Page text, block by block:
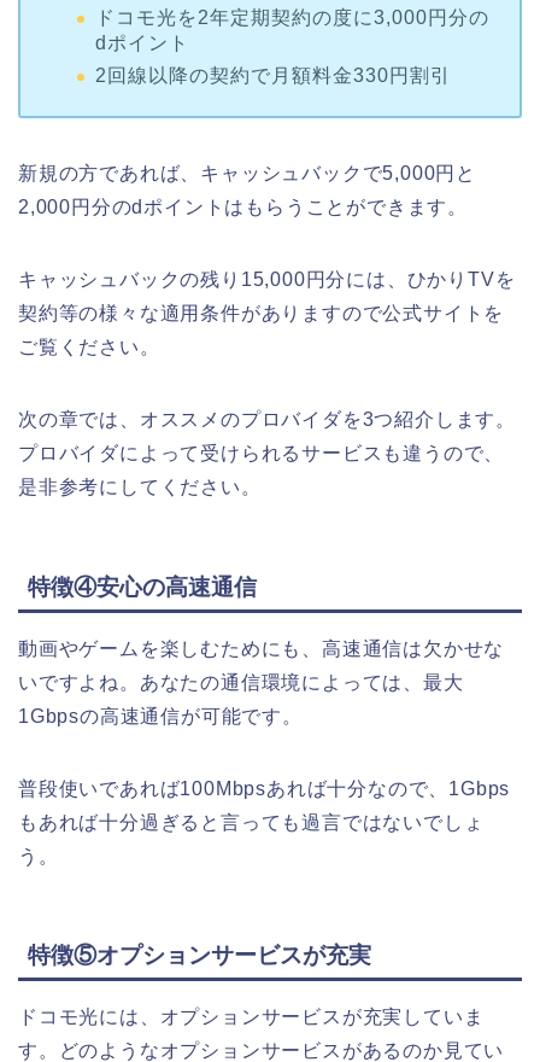
ドコモ光を2年定期契約の度に3,000円分の
dポイント
2回線以降の契約で月額料金330円割引
新規の方であれば、キャッシュバックで5,000円と
2,000円分のdポイントはもらうことができます。
キャッシュバックの残り15,000円分には、ひかりTVを
契約等の様々な適用条件がありますので公式サイトを
ご覧ください。
次の章では、オススメのプロバイダを3つ紹介します。
プロバイダによって受けられるサービスも違うので、
是非参考にしてください。
特徴④安心の高速通信
動画やゲームを楽しむためにも、高速通信は欠かせな
いですよね。あなたの通信環境によっては、最大
1Gbpsの高速通信が可能です。
普段使いであれば100Mbpsあれば十分なので、1Gbps
もあれば十分過ぎると言っても過言ではないでしょ
う。
特徴⑤オプションサービスが充実
ドコモ光には、オプションサービスが充実していま
す。どのようなオプションサービスがあるのか見てい